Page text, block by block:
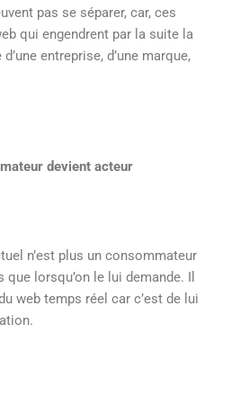
pas se séparer, car, ces
qui engendrent par la suite la
entreprise, d’une marque,
devient acteur
n’est plus un consommateur
lorsqu’on le lui demande. Il
web temps réel car c’est de lui